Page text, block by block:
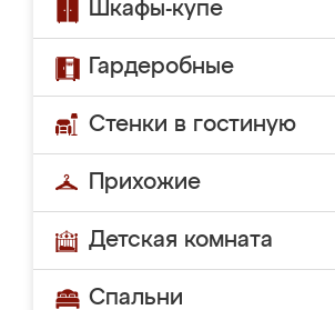
Шкафы-купе
Гардеробные
Стенки в гостиную
Прихожие
Детская комната
Спальни